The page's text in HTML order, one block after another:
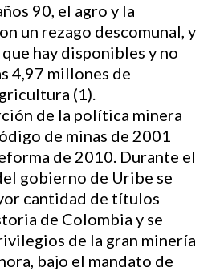
90, el agro y la
un rezago descomunal, y
hay disponibles y no
4,97 millones de
(1).
de la política minera
de minas de 2001
de 2010. Durante el
gobierno de Uribe se
cantidad de títulos
de Colombia y se
de la gran minería
bajo el mandato de